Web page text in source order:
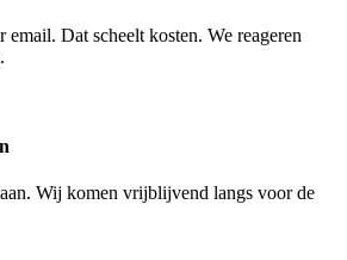
Dat scheelt kosten. We reageren
Wij komen vrijblijvend langs voor de